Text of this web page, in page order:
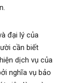
đại lý của
cần biết
dịch vụ của
nghĩa vụ bảo